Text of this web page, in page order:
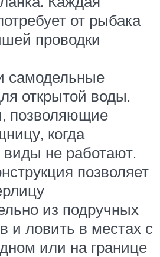
от рыбака
проводки
самодельные
открытой воды.
позволяющие
когда
не работают.
позволяет
из подручных
и ловить в местах с
или на границе